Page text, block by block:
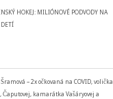
HOKEJ: MILIÓNOVÉ PODVODY NA
DETÍ
– 2x očkovaná na COVID, volička
Čaputovej, kamarátka Vašáryovej a